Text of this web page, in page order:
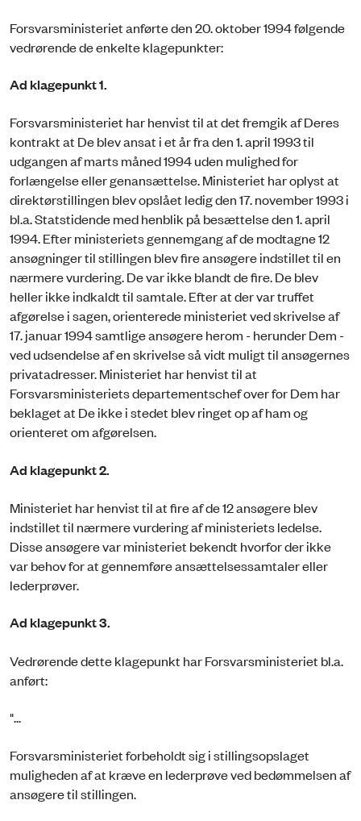
Forsvarsministeriet anførte den 20. oktober 1994 følgende
vedrørende de enkelte klagepunkter:
Ad klagepunkt 1.
Forsvarsministeriet har henvist til at det fremgik af Deres
kontrakt at De blev ansat i et år fra den 1. april 1993 til
udgangen af marts måned 1994 uden mulighed for
forlængelse eller genansættelse. Ministeriet har oplyst at
direktørstillingen blev opslået ledig den 17. november 1993 i
bl.a. Statstidende med henblik på besættelse den 1. april
1994. Efter ministeriets gennemgang af de modtagne 12
ansøgninger til stillingen blev fire ansøgere indstillet til en
nærmere vurdering. De var ikke blandt de fire. De blev
heller ikke indkaldt til samtale. Efter at der var truffet
afgørelse i sagen, orienterede ministeriet ved skrivelse af
17. januar 1994 samtlige ansøgere herom - herunder Dem -
ved udsendelse af en skrivelse så vidt muligt til ansøgernes
privatadresser. Ministeriet har henvist til at
Forsvarsministeriets departementschef over for Dem har
beklaget at De ikke i stedet blev ringet op af ham og
orienteret om afgørelsen.
Ad klagepunkt 2.
Ministeriet har henvist til at fire af de 12 ansøgere blev
indstillet til nærmere vurdering af ministeriets ledelse.
Disse ansøgere var ministeriet bekendt hvorfor der ikke
var behov for at gennemføre ansættelsessamtaler eller
lederprøver.
Ad klagepunkt 3.
Vedrørende dette klagepunkt har Forsvarsministeriet bl.a.
anført:
"...
Forsvarsministeriet forbeholdt sig i stillingsopslaget
muligheden af at kræve en lederprøve ved bedømmelsen af
ansøgere til stillingen.